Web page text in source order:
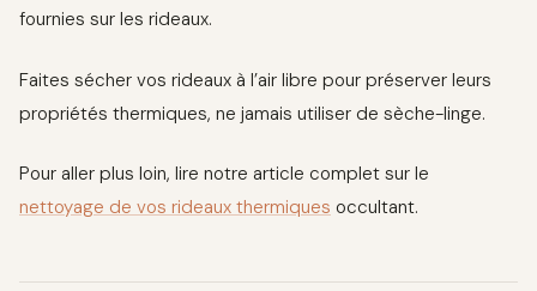
fournies sur les rideaux.
Faites sécher vos rideaux à l’air libre pour préserver leurs
propriétés thermiques, ne jamais utiliser de sèche-linge.
Pour aller plus loin, lire notre article complet sur le
nettoyage de vos rideaux thermiques occultant.